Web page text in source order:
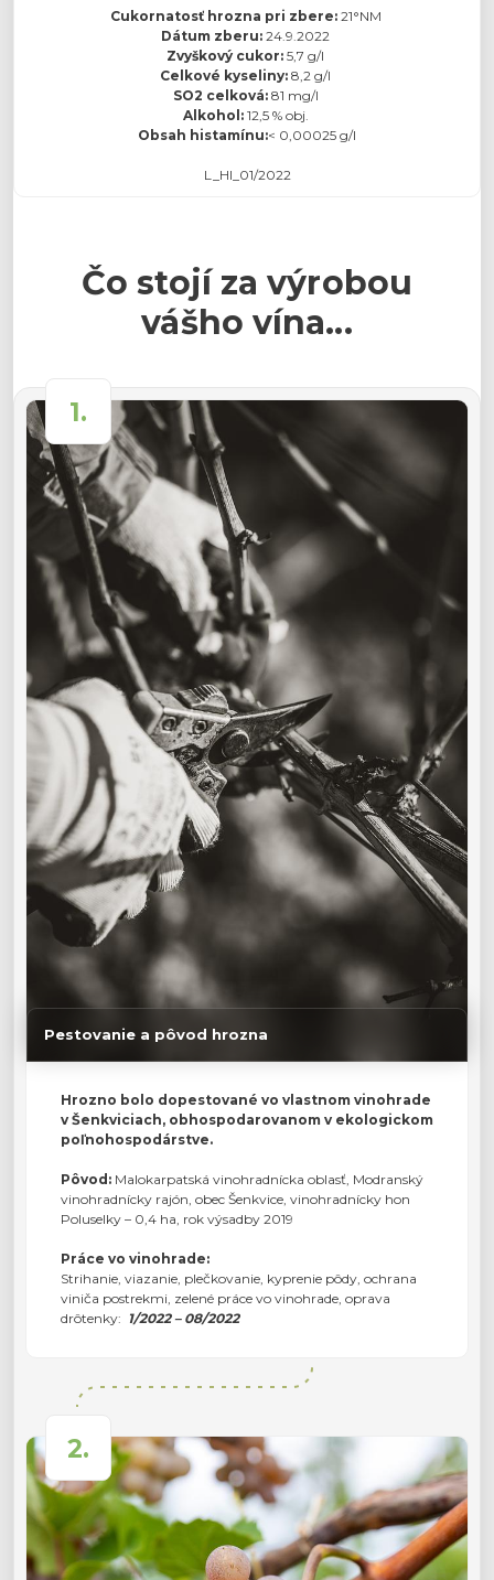
Cukornatosť hrozna pri zbere: 21°NM
Dátum zberu: 24.9.2022
Zvyškový cukor: 5,7 g/l
Celkové kyseliny: 8,2 g/l
SO2 celková:81 mg/l
Alkohol:12,5 % obj.
Obsah histamínu:< 0,00025 g/l
L_HI_01/2022
Čo stojí za výrobou
vášho vína...
1.
Pestovanie a pôvod hrozna
Hrozno bolo dopestované vo vlastnom vinohrade
v Šenkviciach, obhospodarovanom v ekologickom
poľnohospodárstve.
Pôvod: Malokarpatská vinohradnícka oblasť, Modranský
vinohradnícky rajón, obec Šenkvice, vinohradnícky hon
Poluselky – 0,4 ha, rok výsadby 2019
Práce vo vinohrade:
Strihanie, viazanie, plečkovanie, kyprenie pôdy, ochrana
viniča postrekmi, zelené práce vo vinohrade, oprava
drôtenky: 1/2022 – 08/2022
2.